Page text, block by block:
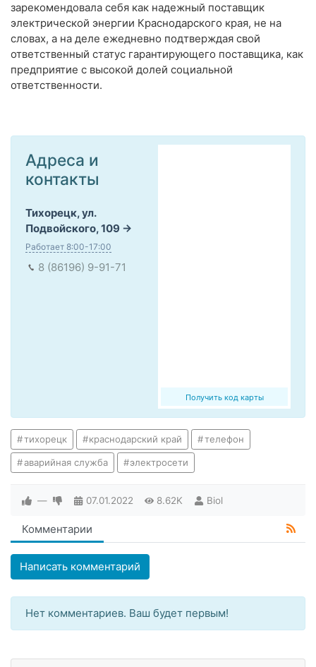
зарекомендовала себя как надежный поставщик
электрической энергии Краснодарского края, не на
словах, а на деле ежедневно подтверждая свой
ответственный статус гарантирующего поставщика, как
предприятие с высокой долей социальной
ответственности.
Получить код карты
Адреса и
контакты
Тихорецк, ул.
Подвойского, 109
Работает 8:00-17:00
8 (86196) 9-91-71
тихорецк краснодарский край телефон
аварийная служба электросети
— 07.01.2022 8.62K Biol
Комментарии
Написать комментарий
Нет комментариев. Ваш будет первым!